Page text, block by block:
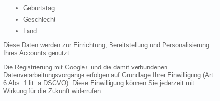
Geburtstag
Geschlecht
Land
Diese Daten werden zur Einrichtung, Bereitstellung und Personalisierung
Ihres Accounts genutzt.
Die Registrierung mit Google+ und die damit verbundenen
Datenverarbeitungsvorgänge erfolgen auf Grundlage Ihrer Einwilligung (Art.
6 Abs. 1 lit. a DSGVO). Diese Einwilligung können Sie jederzeit mit
Wirkung für die Zukunft widerrufen.